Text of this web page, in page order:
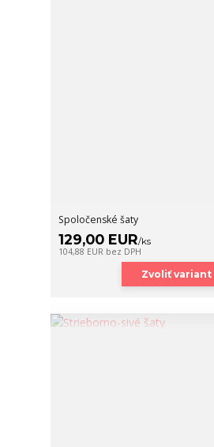
Spoločenské šaty
129,00 EUR/ks
104,88 EUR bez DPH
Zvoliť variant